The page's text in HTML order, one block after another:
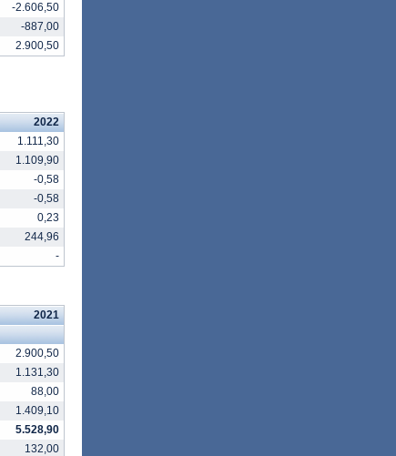
-2.606,50
-887,00
2.900,50
2022
1.111,30
1.109,90
-0,58
-0,58
0,23
244,96
-
2021
2.900,50
1.131,30
88,00
1.409,10
5.528,90
132,00